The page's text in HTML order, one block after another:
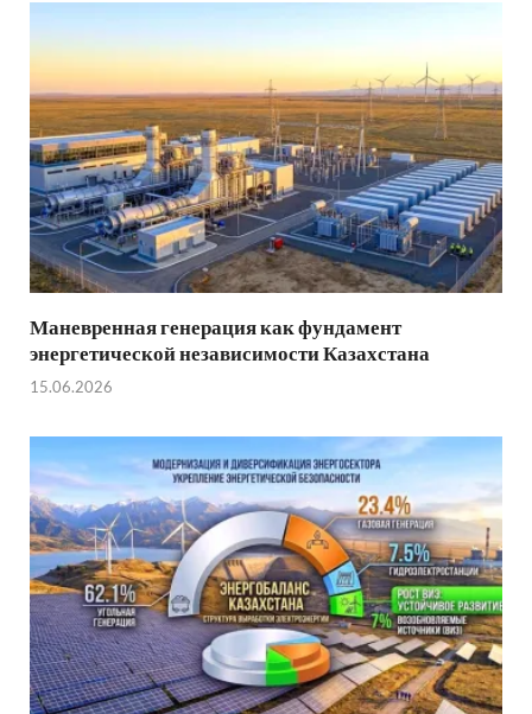
Маневренная генерация как фундамент
энергетической независимости Казахстана
15.06.2026